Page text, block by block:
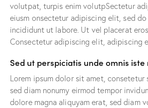
volutpat, turpis enim volutpSectetur
eiusm onsectetur adipiscing elit, sed
incididunt ut labore. Ut vel placerat
Consectetur adipiscing elit, adipiscing
Sed ut perspiciatis unde omnis
Lorem ipsum dolor sit amet, consetetur
sed diam nonumy eirmod tempor
dolore magna aliquyam erat, sed diam